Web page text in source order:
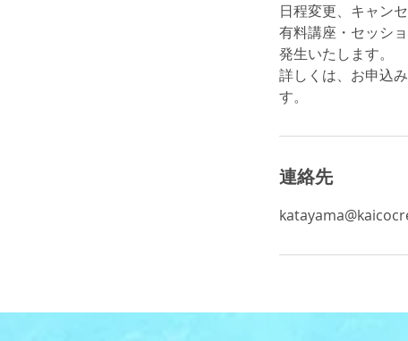
日程変更、キャン
有料講座・セッシ
発生いたします。
詳しくは、お申込
す。
連絡先